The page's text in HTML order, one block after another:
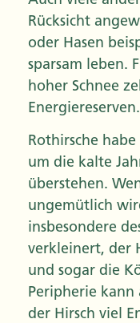
Rücksicht
oder Hasen
sparsam leben.
hoher Schnee
Energiereserven.
Rothirsche
um die kalte
überstehen.
ungemütlich
insbesondere
verkleinert, der
und sogar die
Peripherie kann
der Hirsch viel